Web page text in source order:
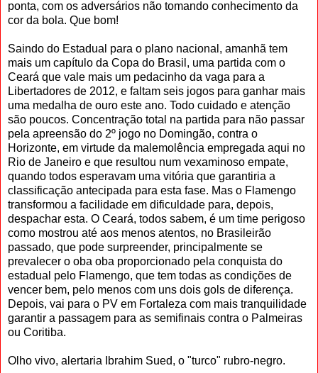
ponta, com os adversários não tomando conhecimento da
cor da bola. Que bom!
Saindo do Estadual para o plano nacional, amanhã tem
mais um capítulo da Copa do Brasil, uma partida com o
Ceará que vale mais um pedacinho da vaga para a
Libertadores de 2012, e faltam seis jogos para ganhar mais
uma medalha de ouro este ano. Todo cuidado e atenção
são poucos. Concentração total na partida para não passar
pela apreensão do 2º jogo no Domingão, contra o
Horizonte, em virtude da malemolência empregada aqui no
Rio de Janeiro e que resultou num vexaminoso empate,
quando todos esperavam uma vitória que garantiria a
classificação antecipada para esta fase. Mas o Flamengo
transformou a facilidade em dificuldade para, depois,
despachar esta. O Ceará, todos sabem, é um time perigoso
como mostrou até aos menos atentos, no Brasileirão
passado, que pode surpreender, principalmente se
prevalecer o oba oba proporcionado pela conquista do
estadual pelo Flamengo, que tem todas as condições de
vencer bem, pelo menos com uns dois gols de diferença.
Depois, vai para o PV em Fortaleza com mais tranquilidade
garantir a passagem para as semifinais contra o Palmeiras
ou Coritiba.
Olho vivo, alertaria Ibrahim Sued, o "turco" rubro-negro.